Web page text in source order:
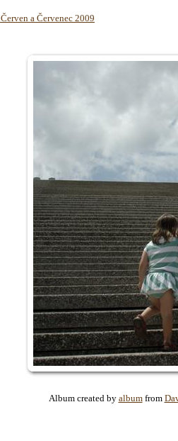
a Červenec 2009
Album created by albumfrom